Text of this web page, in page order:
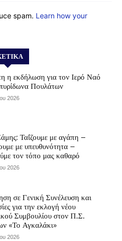
spam. Learn how your
η εκδήλωση για τον Ιερό Ναό
Πουλάτων
2026
Ταΐζουμε με αγάπη –
με υπευθυνότητα –
τον τόπο μας καθαρό
2026
σε Γενική Συνέλευση και
για την εκλογή νέου
Συμβουλίου στον Π.Σ.
«Το Αγκαλάκι»
2026